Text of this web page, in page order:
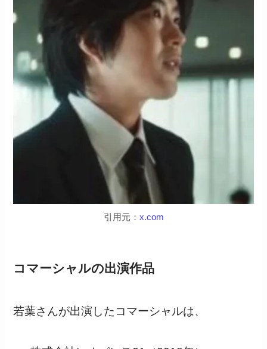
引用元： x.com
コマーシャルの出演作品
若葉さんが出演したコマーシャルは、